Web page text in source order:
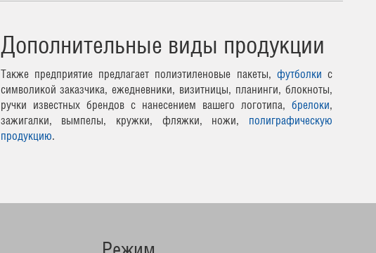
Дополнительные виды продукции
Также предприятие предлагает полиэтиленовые пакеты, футболки с
символикой заказчика, ежедневники, визитницы, планинги, блокноты,
ручки известных брендов с нанесением вашего логотипа, брелоки,
зажигалки, вымпелы, кружки, фляжки, ножи, полиграфическую
продукцию.